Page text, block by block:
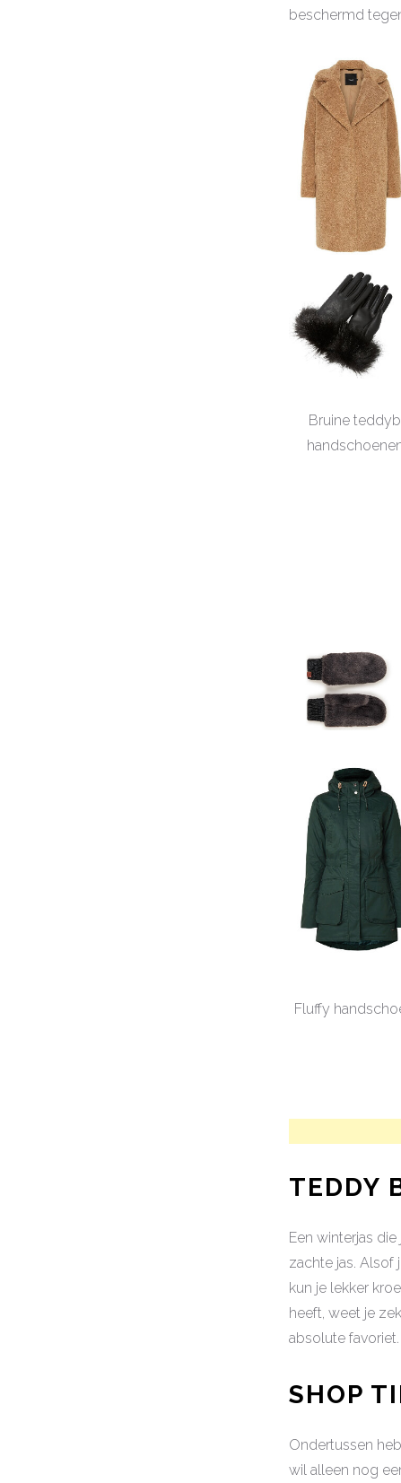
beschermd
Bruine
Fluffy
TEDDY
Een winterjas
zachte jas. Alsof
kun je lekker
heeft, weet je
absolute
SHOP
Ondertussen
wil alleen nog